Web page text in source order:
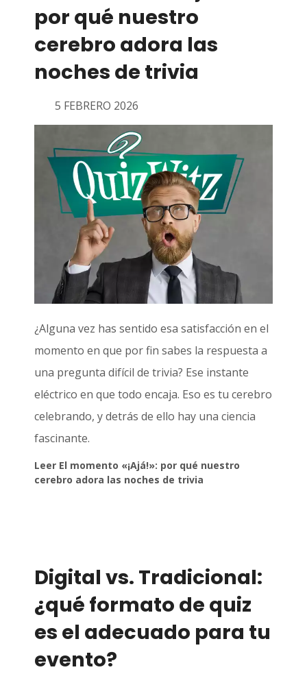
por qué nuestro
cerebro adora las
noches de trivia
5 FEBRERO 2026
¿Alguna vez has sentido esa satisfacción en el
momento en que por fin sabes la respuesta a
una pregunta difícil de trivia? Ese instante
eléctrico en que todo encaja. Eso es tu cerebro
celebrando, y detrás de ello hay una ciencia
fascinante.
Leer El momento «¡Ajá!»: por qué nuestro
cerebro adora las noches de trivia
Digital vs. Tradicional:
¿qué formato de quiz
es el adecuado para tu
evento?